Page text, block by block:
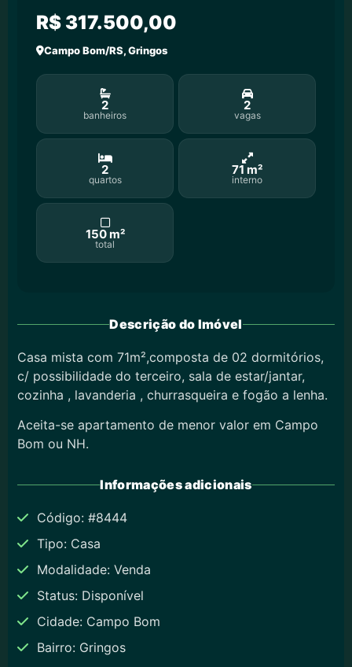
R$ 317.500,00
Campo Bom/RS, Gringos
2
banheiros
2
vagas
2
quartos
71 m²
interno
150 m²
total
Descrição do Imóvel
Casa mista com 71m²,composta de 02 dormitórios,
c/ possibilidade do terceiro, sala de estar/jantar,
cozinha , lavanderia , churrasqueira e fogão a lenha.
Aceita-se apartamento de menor valor em Campo
Bom ou NH.
Informações adicionais
Código: #8444
Tipo: Casa
Modalidade: Venda
Status: Disponível
Cidade: Campo Bom
Bairro: Gringos